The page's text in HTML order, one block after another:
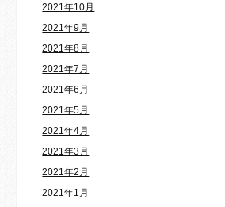
2021年10月
2021年9月
2021年8月
2021年7月
2021年6月
2021年5月
2021年4月
2021年3月
2021年2月
2021年1月